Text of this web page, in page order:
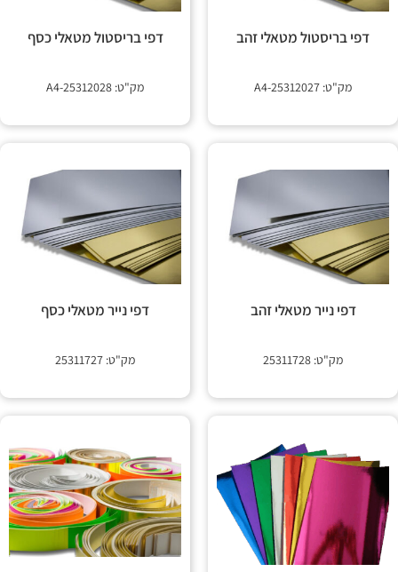
דפי בריסטול מטאלי זהב
מק"ט: 25312027-A4
דפי בריסטול מטאלי כסף
מק"ט: 25312028-A4
דפי נייר מטאלי זהב
מק"ט: 25311728
דפי נייר מטאלי כסף
מק"ט: 25311727